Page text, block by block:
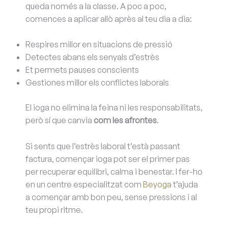
queda només a la classe. A poc a poc,
comences a aplicar allò après al teu dia a dia:
Respires millor en situacions de pressió
Detectes abans els senyals d’estrès
Et permets pauses conscients
Gestiones millor els conflictes laborals
El ioga no elimina la feina ni les responsabilitats,
però sí que canvia com les afrontes.
Si sents que l’estrès laboral t’està passant
factura, començar ioga pot ser el primer pas
per recuperar equilibri, calma i benestar. I fer-ho
en un centre especialitzat com Beyoga t’ajuda
a començar amb bon peu, sense pressions i al
teu propi ritme.